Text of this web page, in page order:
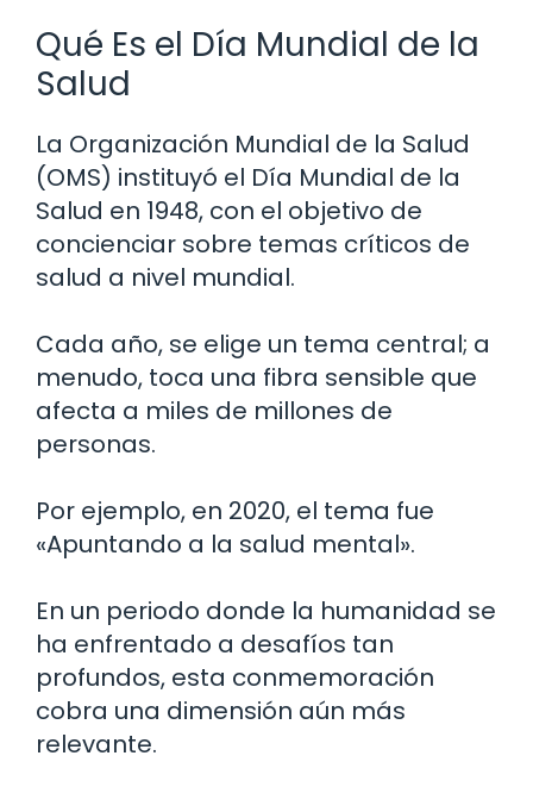
Qué Es el Día Mundial de la
Salud
La Organización Mundial de la Salud
(OMS) instituyó el Día Mundial de la
Salud en 1948, con el objetivo de
concienciar sobre temas críticos de
salud a nivel mundial.
Cada año, se elige un tema central; a
menudo, toca una fibra sensible que
afecta a miles de millones de
personas.
Por ejemplo, en 2020, el tema fue
«Apuntando a la salud mental».
En un periodo donde la humanidad se
ha enfrentado a desafíos tan
profundos, esta conmemoración
cobra una dimensión aún más
relevante.